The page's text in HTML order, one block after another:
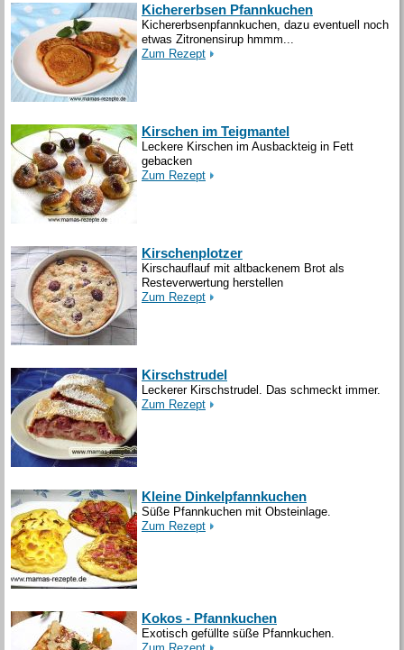
Kichererbsen Pfannkuchen
Kichererbsenpfannkuchen, dazu eventuell noch
etwas Zitronensirup hmmm...
Zum Rezept
Kirschen im Teigmantel
Leckere Kirschen im Ausbackteig in Fett
gebacken
Zum Rezept
Kirschenplotzer
Kirschauflauf mit altbackenem Brot als
Resteverwertung herstellen
Zum Rezept
Kirschstrudel
Leckerer Kirschstrudel. Das schmeckt immer.
Zum Rezept
Kleine Dinkelpfannkuchen
Süße Pfannkuchen mit Obsteinlage.
Zum Rezept
Kokos - Pfannkuchen
Exotisch gefüllte süße Pfannkuchen.